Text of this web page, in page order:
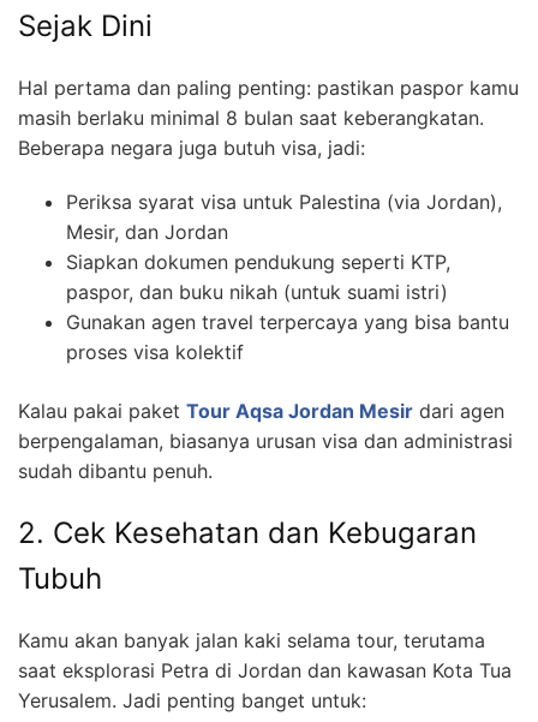
Sejak Dini
Hal pertama dan paling penting: pastikan paspor kamu
masih berlaku minimal 8 bulan saat keberangkatan.
Beberapa negara juga butuh visa, jadi:
Periksa syarat visa untuk Palestina (via Jordan),
Mesir, dan Jordan
Siapkan dokumen pendukung seperti KTP,
paspor, dan buku nikah (untuk suami istri)
Gunakan agen travel terpercaya yang bisa bantu
proses visa kolektif
Kalau pakai paket Tour Aqsa Jordan Mesir dari agen
berpengalaman, biasanya urusan visa dan administrasi
sudah dibantu penuh.
2. Cek Kesehatan dan Kebugaran
Tubuh
Kamu akan banyak jalan kaki selama tour, terutama
saat eksplorasi Petra di Jordan dan kawasan Kota Tua
Yerusalem. Jadi penting banget untuk: